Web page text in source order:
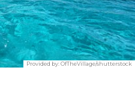
Provided by:OfTheVillage/shutterstock